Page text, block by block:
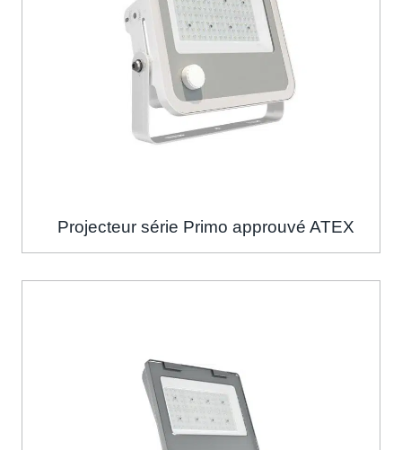
Projecteur série Primo approuvé ATEX